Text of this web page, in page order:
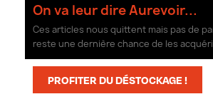
On va leur dire Aurevoir...
Ces articles nous quittent mais pas de
reste une dernière chance de les
PROFITER DU DÉSTOCKAGE !